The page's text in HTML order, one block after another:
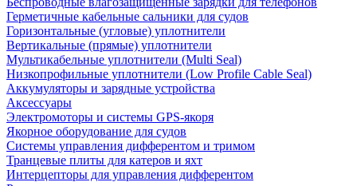
Герметичные кабельные сальники для судов
Горизонтальные (угловые) уплотнители
Вертикальные (прямые) уплотнители
Мультикабельные уплотнители (Multi Seal)
Низкопрофильные уплотнители (Low Profile Cable Seal)
Аккумуляторы и зарядные устройства
Аксессуары
Электромоторы и системы GPS-якоря
Якорное оборудование для судов
Системы управления дифферентом и тримом
Транцевые плиты для катеров и яхт
Интерцепторы для управления дифферентом